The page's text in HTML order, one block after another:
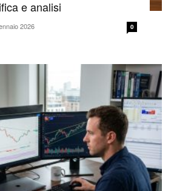
e analisi
2026 0